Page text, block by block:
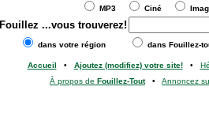
MP3 Ciné
Fouillez ...vous trouverez!
dans votre région dans Fouillez-
Accueil • Ajoutez (modifiez) votre site!•
À propos de Fouillez-Tout• Annoncez